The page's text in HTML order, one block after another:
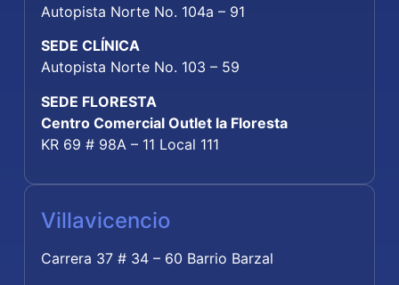
Autopista Norte No. 104a – 91
SEDE CLÍNICA
Autopista Norte No. 103 – 59
SEDE FLORESTA
Centro Comercial Outlet la Floresta
KR 69 # 98A – 11 Local 111
Villavicencio
Carrera 37 # 34 – 60 Barrio Barzal